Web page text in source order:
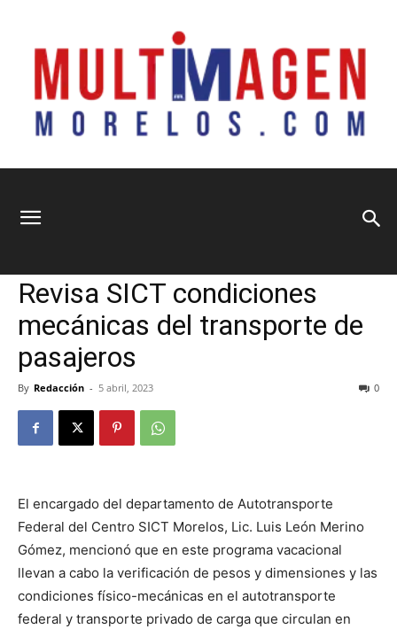
Morelos
Revisa SICT condiciones
mecánicas del transporte de
pasajeros
By Redacción - 5 abril, 2023 0
El encargado del departamento de Autotransporte
Federal del Centro SICT Morelos, Lic. Luis León Merino
Gómez, mencionó que en este programa vacacional
llevan a cabo la verificación de pesos y dimensiones y las
condiciones físico-mecánicas en el autotransporte
federal y transporte privado de carga que circulan en